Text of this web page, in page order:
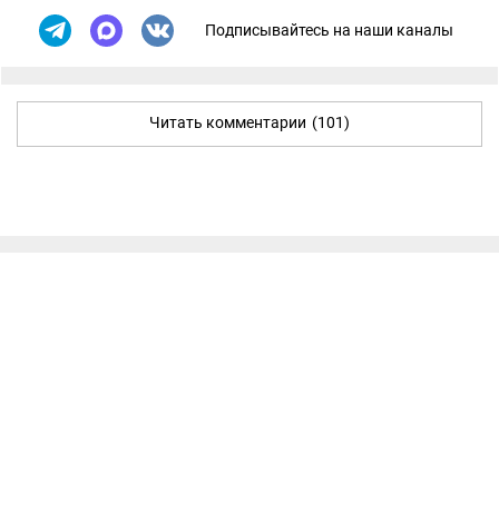
Подписывайтесь на наши каналы
Читать комментарии (101)